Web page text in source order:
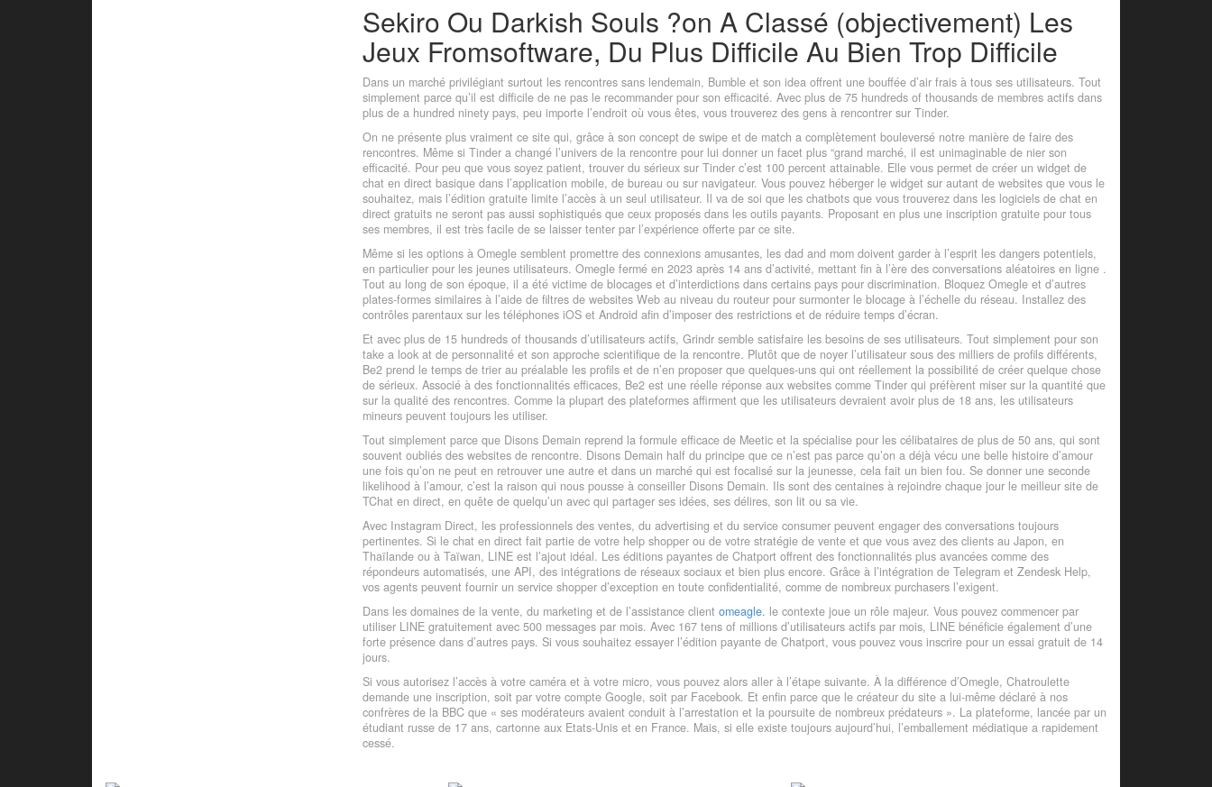
Sekiro Ou Darkish Souls ?on A Classé (objectivement) Les
Jeux Fromsoftware, Du Plus Difficile Au Bien Trop Difficile
Dans un marché privilégiant surtout les rencontres sans lendemain, Bumble et son idea offrent une bouffée d’air frais à tous ses utilisateurs. Tout
simplement parce qu’il est difficile de ne pas le recommander pour son efficacité. Avec plus de 75 hundreds of thousands de membres actifs dans
plus de a hundred ninety pays, peu importe l’endroit où vous êtes, vous trouverez des gens à rencontrer sur Tinder.
On ne présente plus vraiment ce site qui, grâce à son concept de swipe et de match a complètement bouleversé notre manière de faire des
rencontres. Même si Tinder a changé l’univers de la rencontre pour lui donner un facet plus “grand marché, il est unimaginable de nier son
efficacité. Pour peu que vous soyez patient, trouver du sérieux sur Tinder c’est 100 percent attainable. Elle vous permet de créer un widget de
chat en direct basique dans l’application mobile, de bureau ou sur navigateur. Vous pouvez héberger le widget sur autant de websites que vous le
souhaitez, mais l’édition gratuite limite l’accès à un seul utilisateur. Il va de soi que les chatbots que vous trouverez dans les logiciels de chat en
direct gratuits ne seront pas aussi sophistiqués que ceux proposés dans les outils payants. Proposant en plus une inscription gratuite pour tous
ses membres, il est très facile de se laisser tenter par l’expérience offerte par ce site.
Même si les options à Omegle semblent promettre des connexions amusantes, les dad and mom doivent garder à l’esprit les dangers potentiels,
en particulier pour les jeunes utilisateurs. Omegle fermé en 2023 après 14 ans d’activité, mettant fin à l’ère des conversations aléatoires en ligne .
Tout au long de son époque, il a été victime de blocages et d’interdictions dans certains pays pour discrimination. Bloquez Omegle et d’autres
plates-formes similaires à l’aide de filtres de websites Web au niveau du routeur pour surmonter le blocage à l’échelle du réseau. Installez des
contrôles parentaux sur les téléphones iOS et Android afin d’imposer des restrictions et de réduire temps d’écran.
Et avec plus de 15 hundreds of thousands d’utilisateurs actifs, Grindr semble satisfaire les besoins de ses utilisateurs. Tout simplement pour son
take a look at de personnalité et son approche scientifique de la rencontre. Plutôt que de noyer l’utilisateur sous des milliers de profils différents,
Be2 prend le temps de trier au préalable les profils et de n’en proposer que quelques-uns qui ont réellement la possibilité de créer quelque chose
de sérieux. Associé à des fonctionnalités efficaces, Be2 est une réelle réponse aux websites comme Tinder qui préfèrent miser sur la quantité que
sur la qualité des rencontres. Comme la plupart des plateformes affirment que les utilisateurs devraient avoir plus de 18 ans, les utilisateurs
mineurs peuvent toujours les utiliser.
Tout simplement parce que Disons Demain reprend la formule efficace de Meetic et la spécialise pour les célibataires de plus de 50 ans, qui sont
souvent oubliés des websites de rencontre. Disons Demain half du principe que ce n’est pas parce qu’on a déjà vécu une belle histoire d’amour
une fois qu’on ne peut en retrouver une autre et dans un marché qui est focalisé sur la jeunesse, cela fait un bien fou. Se donner une seconde
likelihood à l’amour, c’est la raison qui nous pousse à conseiller Disons Demain. Ils sont des centaines à rejoindre chaque jour le meilleur site de
TChat en direct, en quête de quelqu’un avec qui partager ses idées, ses délires, son lit ou sa vie.
Avec Instagram Direct, les professionnels des ventes, du advertising et du service consumer peuvent engager des conversations toujours
pertinentes. Si le chat en direct fait partie de votre help shopper ou de votre stratégie de vente et que vous avez des clients au Japon, en
Thaïlande ou à Taïwan, LINE est l’ajout idéal. Les éditions payantes de Chatport offrent des fonctionnalités plus avancées comme des
répondeurs automatisés, une API, des intégrations de réseaux sociaux et bien plus encore. Grâce à l’intégration de Telegram et Zendesk Help,
vos agents peuvent fournir un service shopper d’exception en toute confidentialité, comme de nombreux purchasers l’exigent.
Dans les domaines de la vente, du marketing et de l’assistance client omeagle. le contexte joue un rôle majeur. Vous pouvez commencer par
utiliser LINE gratuitement avec 500 messages par mois. Avec 167 tens of millions d’utilisateurs actifs par mois, LINE bénéficie également d’une
forte présence dans d’autres pays. Si vous souhaitez essayer l’édition payante de Chatport, vous pouvez vous inscrire pour un essai gratuit de 14
jours.
Si vous autorisez l’accès à votre caméra et à votre micro, vous pouvez alors aller à l’étape suivante. À la différence d’Omegle, Chatroulette
demande une inscription, soit par votre compte Google, soit par Facebook. Et enfin parce que le créateur du site a lui-même déclaré à nos
confrères de la BBC que « ses modérateurs avaient conduit à l’arrestation et la poursuite de nombreux prédateurs ». La plateforme, lancée par un
étudiant russe de 17 ans, cartonne aux Etats-Unis et en France. Mais, si elle existe toujours aujourd’hui, l’emballement médiatique a rapidement
cessé.